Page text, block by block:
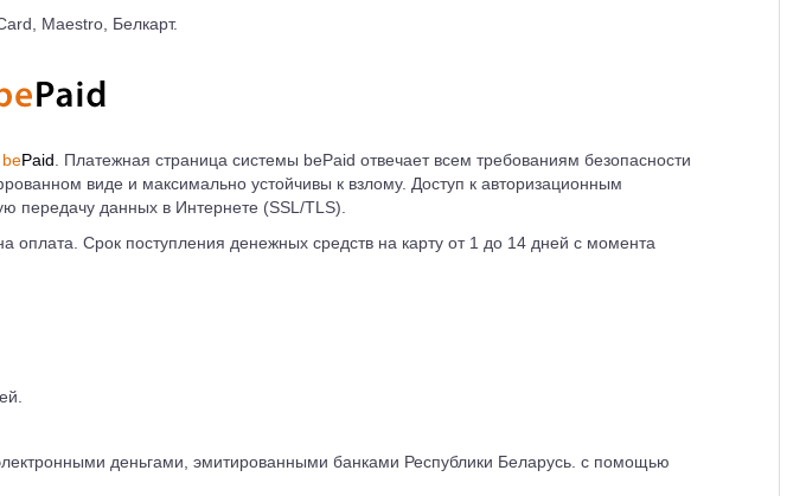
Maestro, Белкарт.
bePaid . Платежная страница системы bePaid отвечает всем требованиям безопасности
виде и максимально устойчивы к взлому. Доступ к авторизационным
передачу данных в Интернетe (SSL/TLS).
оплата. Срок поступления денежных средств на карту от 1 до 14 дней с момента
деньгами, эмитированными банками Республики Беларусь. с помощью